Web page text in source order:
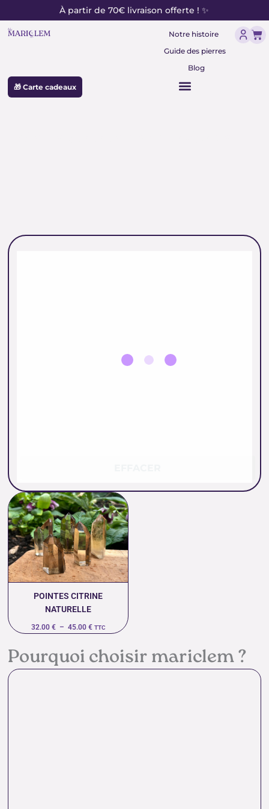
au
contenu
À partir de 70€ livraison offerte ! ✨
Notre histoire
Guide des pierres
Blog
🎁 Carte cadeaux
POINTES CITRINE
NATURELLE
32.00 € – 45.00 €
Plage
de
prix :
32.00 €
à
45.00 €
TTC
Pourquoi choisir mariclem ?